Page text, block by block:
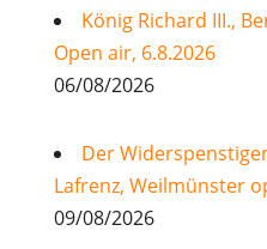
König Richard III.,
Open air, 6.8.2026
06/08/2026
Der
Lafrenz, Weilmünster
09/08/2026